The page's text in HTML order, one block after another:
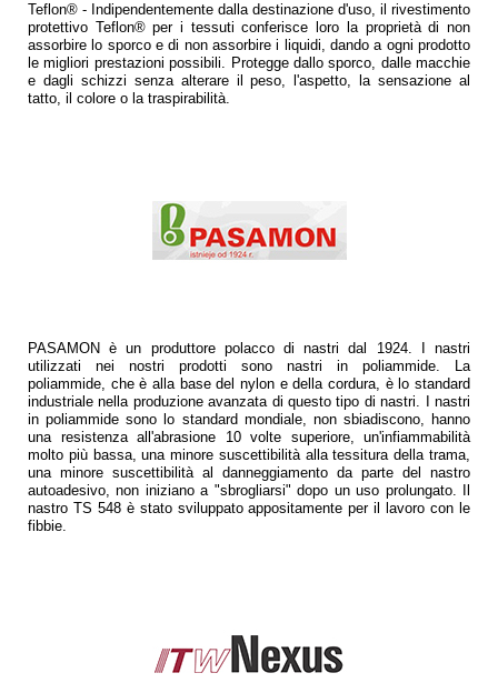
Teflon® - Indipendentemente dalla destinazione d'uso, il rivestimento
protettivo Teflon® per i tessuti conferisce loro la proprietà di non
assorbire lo sporco e di non assorbire i liquidi, dando a ogni prodotto
le migliori prestazioni possibili. Protegge dallo sporco, dalle macchie
e dagli schizzi senza alterare il peso, l'aspetto, la sensazione al
tatto, il colore o la traspirabilità.
PASAMON è un produttore polacco di nastri dal 1924. I nastri
utilizzati nei nostri prodotti sono nastri in poliammide. La
poliammide, che è alla base del nylon e della cordura, è lo standard
industriale nella produzione avanzata di questo tipo di nastri. I nastri
in poliammide sono lo standard mondiale, non sbiadiscono, hanno
una resistenza all'abrasione 10 volte superiore, un'infiammabilità
molto più bassa, una minore suscettibilità alla tessitura della trama,
una minore suscettibilità al danneggiamento da parte del nastro
autoadesivo, non iniziano a "sbrogliarsi" dopo un uso prolungato. Il
nastro TS 548 è stato sviluppato appositamente per il lavoro con le
fibbie.